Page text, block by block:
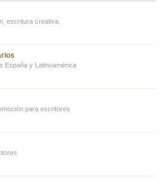
escritura creativa.
España y Latinoamérica
para escritores